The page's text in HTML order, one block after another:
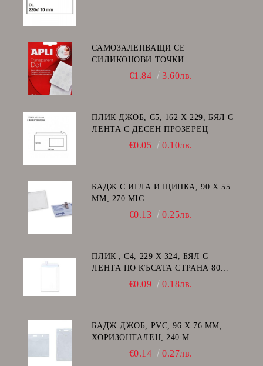
САМОЗАЛЕПВАЩИ СЕ
СИЛИКОНОВИ ТОЧКИ
€1.84 3.60лв.
ПЛИК ДЖОБ, C5, 162 Х 229, БЯЛ С
ЛЕНТА С ДЕСЕН ПРОЗЕРЕЦ
€0.05 0.10лв.
БАДЖ С ИГЛА И ЩИПКА, 90 Х 55
ММ, 270 MIC
€0.13 0.25лв.
ПЛИК , C4, 229 Х 324, БЯЛ С
ЛЕНТА ПО КЪСАТА СТРАНА 80
€0.09 0.18лв.
БАДЖ ДЖОБ, PVC, 96 Х 76 ММ,
ХОРИЗОНТАЛЕН, 240 Μ
€0.14 0.27лв.